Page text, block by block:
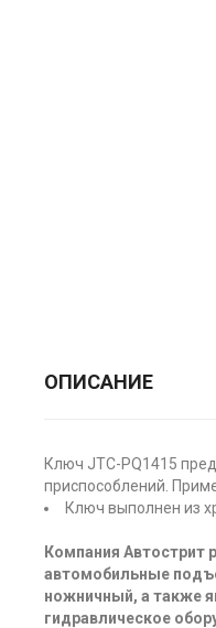
ОПИСАНИЕ
Ключ JTC-PQ1415
приспособлений.
Ключ выполнен из
Компания Автострит
автомобильные
ножничный, а также
гидравлическое